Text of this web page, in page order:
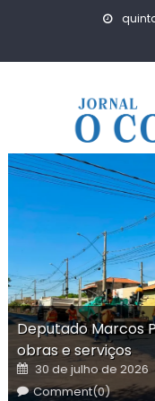
Deputado Marcos
obras e serviços
Posted
on
30 de julho de 2026
Comment(0)